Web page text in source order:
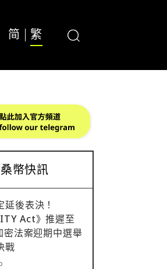
简 繁
桑幣快訊
延後表決！
Act》推遲至
密法案迎期中選舉
戰